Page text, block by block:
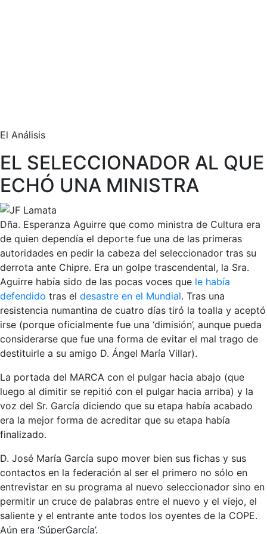
El Análisis
EL SELECCIONADOR AL QUE
ECHÓ UNA MINISTRA
Dña. Esperanza Aguirre que como ministra de Cultura era
de quien dependía el deporte fue una de las primeras
autoridades en pedir la cabeza del seleccionador tras su
derrota ante Chipre. Era un golpe trascendental, la Sra.
Aguirre había sido de las pocas voces que le había
defendido tras el desastre en el Mundial. Tras una
resistencia numantina de cuatro días tiró la toalla y aceptó
irse (porque oficialmente fue una ‘dimisión’, aunque pueda
considerarse que fue una forma de evitar el mal trago de
destituirle a su amigo D. Ángel María Villar).
La portada del MARCA con el pulgar hacia abajo (que
luego al dimitir se repitió con el pulgar hacia arriba) y la
voz del Sr. García diciendo que su etapa había acabado
era la mejor forma de acreditar que su etapa había
finalizado.
D. José María García supo mover bien sus fichas y sus
contactos en la federación al ser el primero no sólo en
entrevistar en su programa al nuevo seleccionador sino en
permitir un cruce de palabras entre el nuevo y el viejo, el
saliente y el entrante ante todos los oyentes de la COPE.
Aún era ‘SúperGarcía’.